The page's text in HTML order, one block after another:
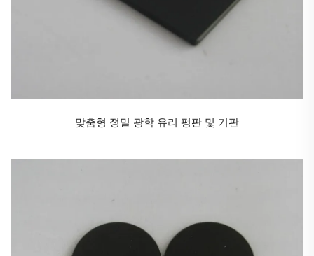
자외선 광학 특수 유리는 특정한 자외선 투과 특성을 갖는 산업
용 광학 재료입니다. 성분의 차이에 따라 ZWB 광학 특수 유리는
UG11,UG1 , 및
수 있으며, 화학적 안정성 지수는 594℃(A2856K 표준)이며 두께
는 기포 등급(B등급) 및 줄무늬 등급(3C/3B) 등의 분류 기준이 포
장점유전자 광학 특수 유리:
준에서 594의 고온을 견딜 수 있습니다.
℃a2856K 표준에서.
3. 투과 스펙트럼은 자외선 영역(300~400nm)에서 계단 형태의
스펙트럼 곡선을 보이며 500nm 이후부터 투과율이 급격히 감소
맞춤형 정밀 광학 유리 평판 및 기판